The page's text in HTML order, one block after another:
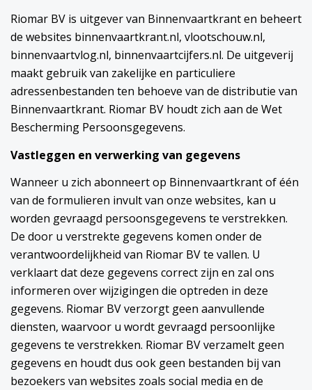
Riomar BV is uitgever van Binnenvaartkrant en beheert
de websites binnenvaartkrant.nl, vlootschouw.nl,
binnenvaartvlog.nl, binnenvaartcijfers.nl. De uitgeverij
maakt gebruik van zakelijke en particuliere
adressenbestanden ten behoeve van de distributie van
Binnenvaartkrant. Riomar BV houdt zich aan de Wet
Bescherming Persoonsgegevens.
Vastleggen en verwerking van gegevens
Wanneer u zich abonneert op Binnenvaartkrant of één
van de formulieren invult van onze websites, kan u
worden gevraagd persoonsgegevens te verstrekken.
De door u verstrekte gegevens komen onder de
verantwoordelijkheid van Riomar BV te vallen. U
verklaart dat deze gegevens correct zijn en zal ons
informeren over wijzigingen die optreden in deze
gegevens. Riomar BV verzorgt geen aanvullende
diensten, waarvoor u wordt gevraagd persoonlijke
gegevens te verstrekken. Riomar BV verzamelt geen
gegevens en houdt dus ook geen bestanden bij van
bezoekers van websites zoals social media en de